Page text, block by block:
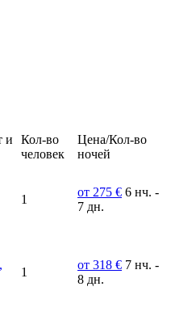
и
Кол-во
человек
Цена/Кол-во
ночей
1
от 275 € 6 нч. -
7 дн.
1
от 318 € 7 нч. -
8 дн.